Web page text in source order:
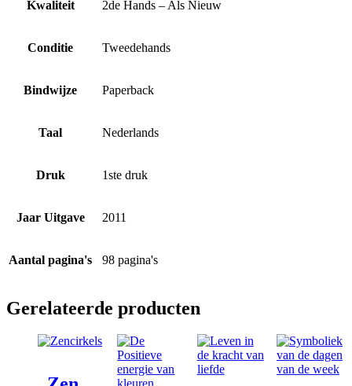
Kwaliteit 2de Hands – Als Nieuw
Conditie Tweedehands
Bindwijze Paperback
Taal Nederlands
Druk 1ste druk
Jaar Uitgave 2011
Aantal pagina's 98 pagina's
Gerelateerde producten